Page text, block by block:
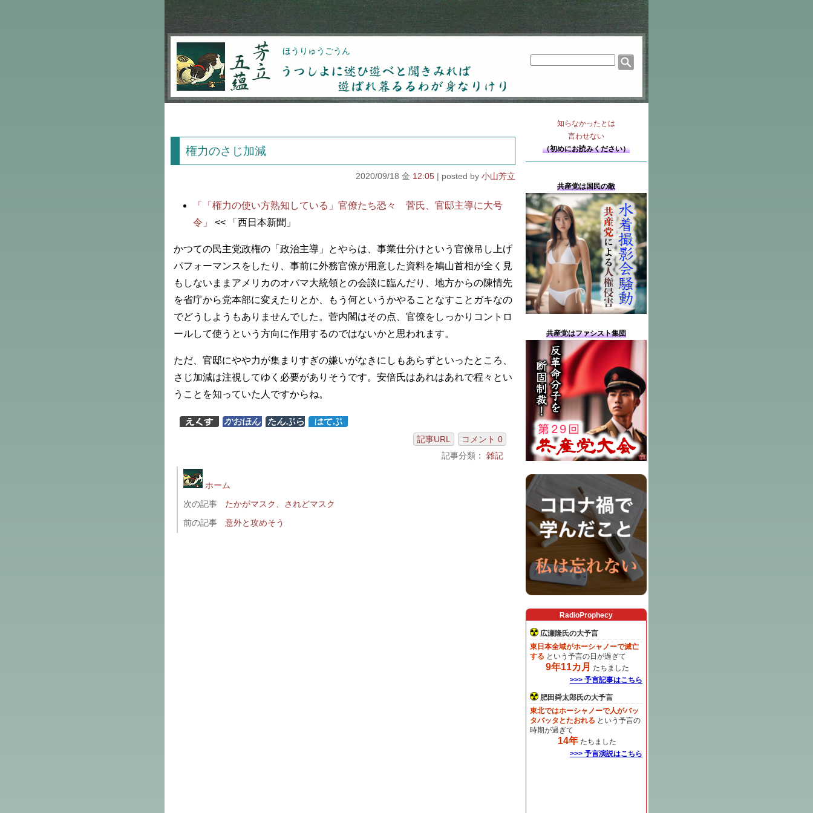
芳立五蘊 ほうりゅうごうん
うつしよに迷ひ遊べと聞きみれば遊ばれ暮るるわが
権力のさじ加減
2020/09/18 金 12:05 小山芳立
「「権力の使い方熟知している」官僚たち恐々 菅氏、官邸主導に大号
令」
<< 「西日本新聞」
かつての民主党政権の「政治主導」とやらは、事業仕分けという官僚吊し上げ
パフォーマンスをしたり、事前に外務官僚が用意した資料を鳩山首相が全く見
もしないままアメリカのオバマ大統領との会談に臨んだり、地方からの陳情先
を省庁から党本部に変えたりとか、もう何というかやることなすことガキなの
でどうしようもありませんでした。菅内閣はその点、官僚をしっかりコントロ
ールして使うという方向に作用するのではないかと思われます。
ただ、官邸にやや力が集まりすぎの嫌いがなきにしもあらずといったところ、
さじ加減は注視してゆく必要がありそうです。安倍氏はあれはあれで程々とい
うことを知っていた人ですからね。
記事URL
コメント 0
記事分類： 雑記
ホーム
次の記事
たかがマスク、されどマスク
前の記事
意外と攻めそう
知らなかったとは
言わせない
（初めにお読みください）
共産党は国民の敵
共産党はファシスト集団